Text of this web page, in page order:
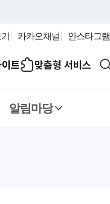
카카오채널 인스타그램
트 맞춤형 서비스
알림마당